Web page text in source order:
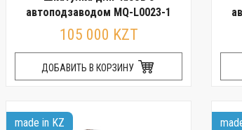
автоподзаводом MQ-L0023-1
105 000 KZT
ДОБАВИТЬ В КОРЗИНУ
made in KZ